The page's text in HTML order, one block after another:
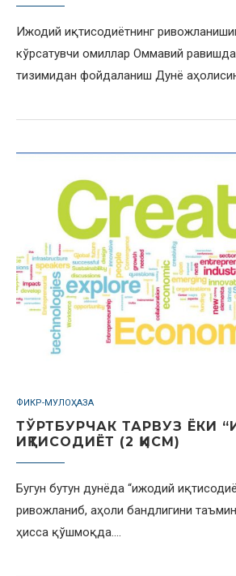
Ижодий иқтисодиётнинг
кўрсатувчи омиллар Оммавий равишда
тизимидан фойдаланиш Дунё
ФИКР-МУЛОҲАЗА
ТЎРТБУРЧАК ТАРВУЗ ЁКИ
ИҚТИСОДИЁТ (2 ҚИСМ)
Бугун бутун дунёда “ижодий
ривожланиб, аҳоли бандлигини
ҳисса қўшмоқда.…